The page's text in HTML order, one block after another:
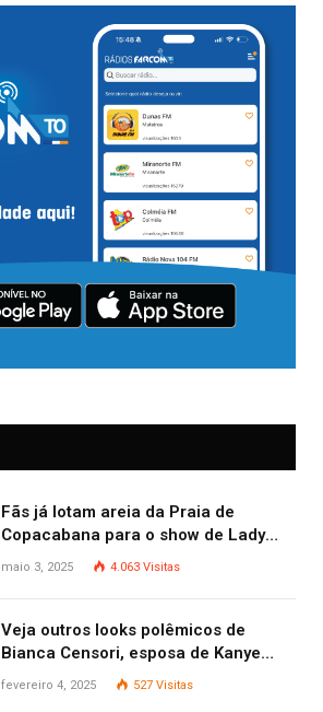
Fãs já lotam areia da Praia de
Copacabana para o show de Lady
Gaga
maio 3, 2025 4.063 Visitas
Veja outros looks polêmicos de
Bianca Censori, esposa de Kanye
West que apareceu nua no Grammy
fevereiro 4, 2025 527 Visitas